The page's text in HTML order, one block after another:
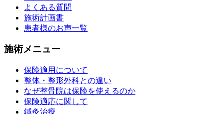
よくある質問
施術計画書
患者様のお声一覧
施術メニュー
保険適用について
整体・整形外科との違い
なぜ整骨院は保険を使えるのか
保険適応に関して
鍼灸治療